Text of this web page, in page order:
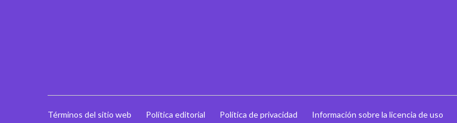
Términos del sitio web Política editorial Política de privacidad Información sobre la licencia de uso